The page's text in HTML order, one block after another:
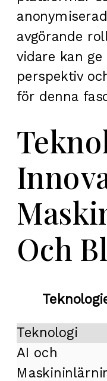
avgörande
vidare kan
perspektiv
för denna
Och
Teknologi
AI och